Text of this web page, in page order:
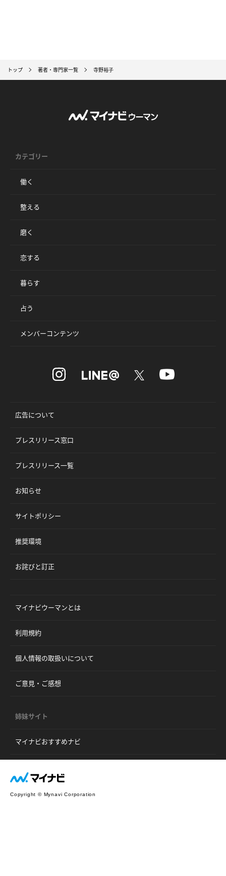
トップ 著者・専門家一覧 寺野裕子
カテゴリー
働く
整える
磨く
恋する
暮らす
占う
メンバーコンテンツ
広告について
プレスリリース窓口
プレスリリース一覧
お知らせ
サイトポリシー
推奨環境
お詫びと訂正
マイナビウーマンとは
利用規約
個人情報の取扱いについて
ご意見・ご感想
姉妹サイト
マイナビおすすめナビ
Copyright © Mynavi Corporation